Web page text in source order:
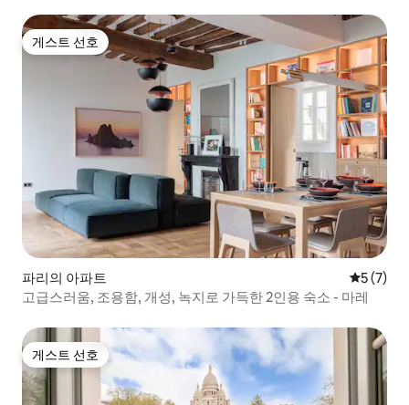
게스트 선호
게스트 선호
파리의 아파트 평점 5점
5 (7)
고급스러움, 조용함, 개성, 녹지로 가득한 2인용 숙소 - 마레
게스트 선호
게스트 선호